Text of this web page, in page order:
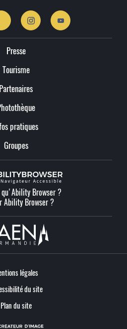
Presse
Tourisme
Partenaires
pratiques
Groupes
Browser ?
Ability Browser ?
légales
du site
Plan du site